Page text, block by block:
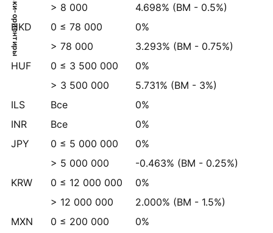
> 8 000
4.698% (BM - 0.5%)
HKD
0 ≤ 78 000
0%
> 78 000
3.293% (BM - 0.75%)
HUF
0 ≤ 3 500 000
0%
> 3 500 000
5.731% (BM - 3%)
ILS
Все
0%
INR
Все
0%
JPY
0 ≤ 5 000 000
0%
> 5 000 000
-0.463% (BM - 0.25%)
KRW
0 ≤ 12 000 000
0%
> 12 000 000
2.000% (BM - 1.5%)
MXN
0 ≤ 200 000
0%
Ставки-ориентиры